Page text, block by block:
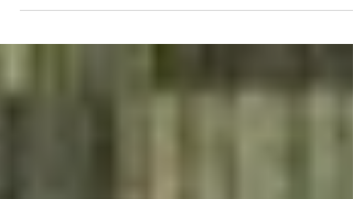
Bazı Alacakların Yeniden
Yapılandırılmasına İlişkin
Kanun Neler Getiriyor?